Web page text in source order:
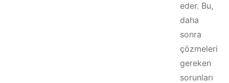
eder. Bu,
daha
sonra
çözmeleri
gereken
sorunları